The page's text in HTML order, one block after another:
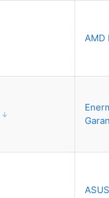
AMD